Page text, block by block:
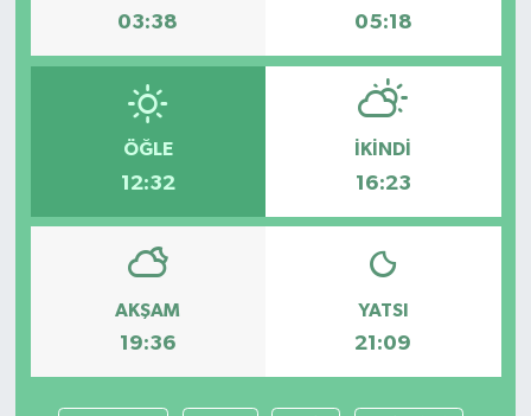
03:38 05:18
ÖĞLE
12:32
İKINDI
16:23
AKŞAM
19:36
YATSI
21:09
Podcast
Politika
Sağlık
Siyaset